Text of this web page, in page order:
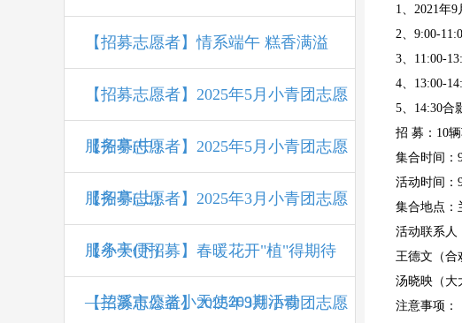
【招募志愿者】情系端午 糕香满溢
【招募志愿者】2025年5月小青团志愿
服务亭(中）
【招募志愿者】2025年5月小青团志愿
服务亭(上)
【招募志愿者】2025年3月小青团志愿
服务亭(下)
【小天使招募】春暖花开"植"得期待
—兰溪市公益小天使209期活动
【招募志愿者】2025年3月小青团志愿
1、2021年
2、9:00-
3、11:00-
4、13:00-
5、14:30合
招 募：10
集合时间：
活动时间：
集合地点：
活动联系人
王德文（合
汤晓映（大
注意事项：